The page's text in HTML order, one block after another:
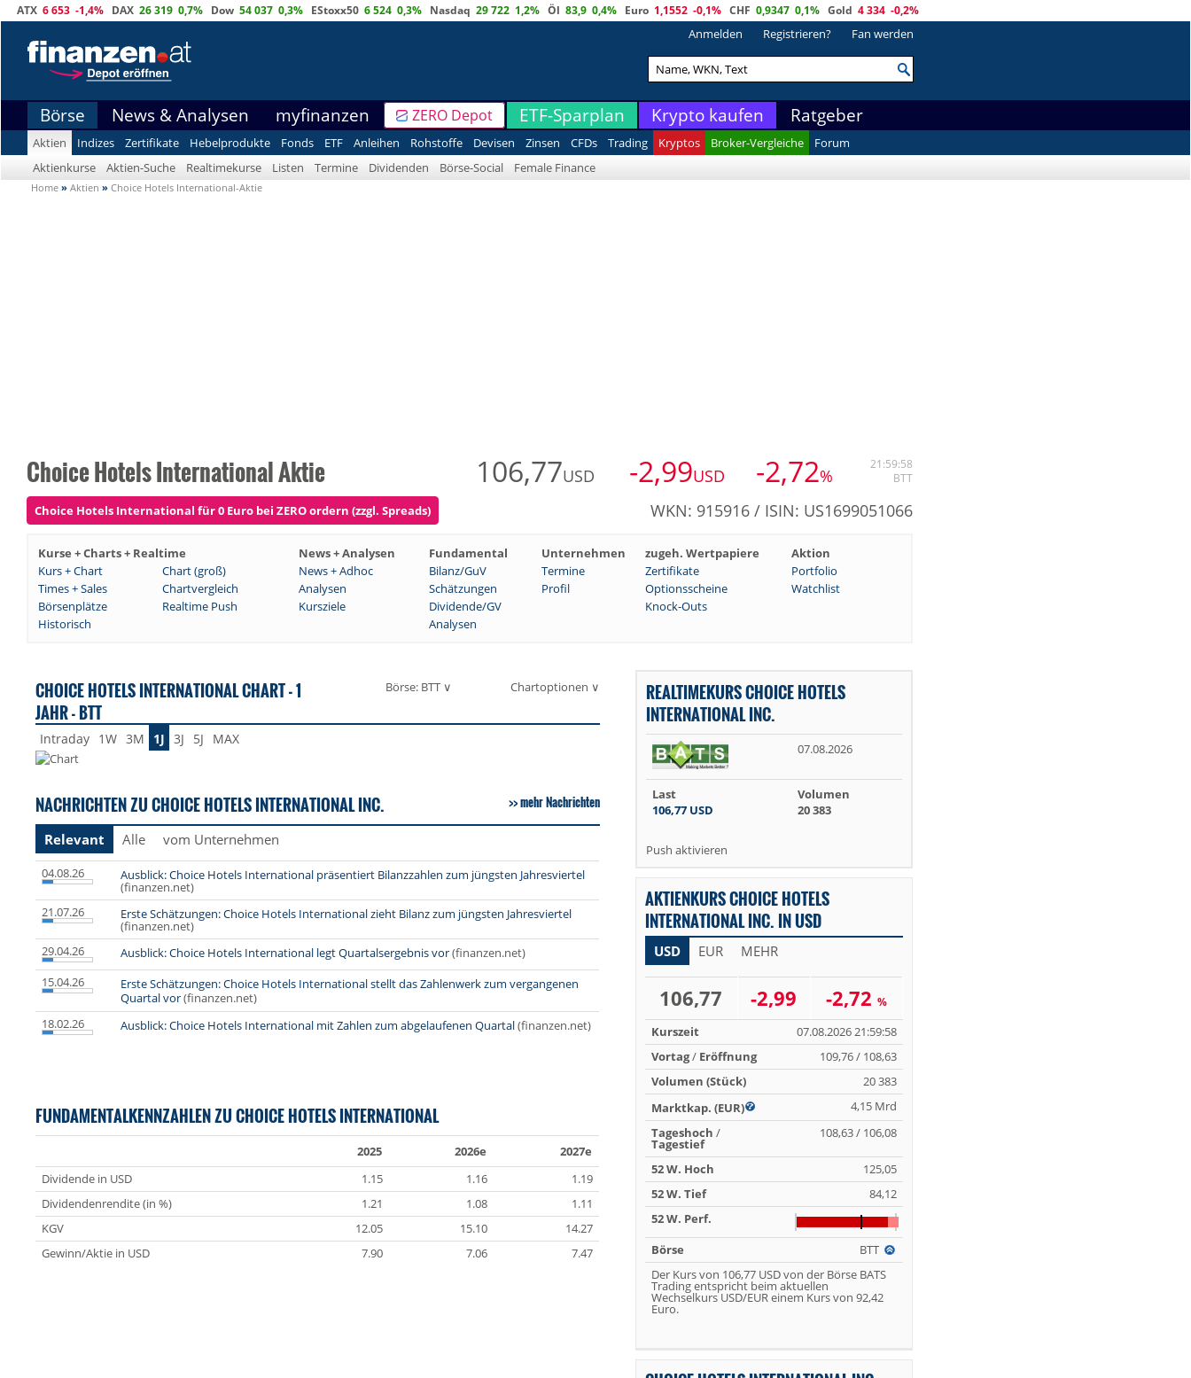
ATX 6 653 -1,4% DAX 26 319 0,7% Dow 54 037 0,3% EStoxx50 6 524 0,3% Nasdaq 29 722 1,2% Öl 83,9 0,4% Euro 1,1552 -0,1% CHF 0,9347 0,1% Gold 4 334 -0,2%
Anmelden Registrieren? Fan werden
Börse News & Analysen myfinanzen ZERO Depot ETF-Sparplan Krypto kaufen Ratgeber
Aktien Indizes Zertifikate Hebelprodukte Fonds ETF Anleihen Rohstoffe Devisen Zinsen CFDs Trading Kryptos Broker-Vergleiche
Forum
Aktienkurse
Aktien-Suche Realtimekurse Listen Termine Dividenden Börse-Social Female Finance
Home » Aktien » Choice Hotels International-Aktie
Choice Hotels International Aktie 106,77USD -2,99USD -2,72%
21:59:58
BTT
Choice Hotels International für 0 Euro bei ZERO ordern (zzgl. Spreads) WKN: 915916 / ISIN: US1699051066
Kurse + Charts + Realtime News + Analysen Fundamental Unternehmen zugeh. Wertpapiere
Aktion
Kurs + Chart
Chart (groß) News + Adhoc Bilanz/GuV Termine Zertifikate
Portfolio
Times + Sales
Chartvergleich Analysen Schätzungen Profil Optionsscheine
Watchlist
Börsenplätze
Realtime Push Kursziele Dividende/GV
Knock-Outs
Historisch
Analysen
CHOICE HOTELS INTERNATIONAL CHART - 1
JAHR - BTT
Börse: BTT ∨ Chartoptionen ∨
Intraday 1W 3M 1J 3J 5J MAX
NACHRICHTEN ZU CHOICE HOTELS INTERNATIONAL INC. mehr Nachrichten
Relevant Alle vom Unternehmen
04.08.26 Ausblick: Choice Hotels International präsentiert Bilanzzahlen zum jüngsten Jahresviertel
(finanzen.net)
21.07.26
Erste Schätzungen: Choice Hotels International zieht Bilanz zum jüngsten Jahresviertel
(finanzen.net)
29.04.26
Ausblick: Choice Hotels International legt Quartalsergebnis vor(finanzen.net)
15.04.26
Erste Schätzungen: Choice Hotels International stellt das Zahlenwerk zum vergangenen
Quartal vor(finanzen.net)
18.02.26
Ausblick: Choice Hotels International mit Zahlen zum abgelaufenen Quartal(finanzen.net)
FUNDAMENTALKENNZAHLEN ZU CHOICE HOTELS INTERNATIONAL
2025 2026e
2027e
Dividende in USD
1.15 1.16
1.19
Dividendenrendite (in %)
1.21 1.08
1.11
KGV
12.05 15.10
14.27
Gewinn/Aktie in USD
7.90 7.06 7.47
REALTIMEKURS CHOICE HOTELS
INTERNATIONAL INC.
07.08.2026
Last
106,77 USD
Volumen
20 383
Push aktivieren
AKTIENKURS CHOICE HOTELS
INTERNATIONAL INC. IN USD
USD EUR MEHR
106,77 -2,99 -2,72 %
Kurszeit
07.08.2026 21:59:58
Vortag/ Eröffnung
109,76 / 108,63
Volumen (Stück)
20 383
Marktkap. (EUR)
4,15 Mrd
Tageshoch /
Tagestief
108,63 / 106,08
52 W. Hoch
125,05
52 W. Tief
84,12
52 W. Perf.
Börse
BTT
Der Kurs von 106,77 USD von der Börse BATS
Trading entspricht beim aktuellen
Wechselkurs USD/EUR einem Kurs von 92,42
Euro.